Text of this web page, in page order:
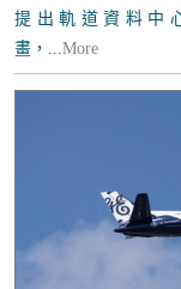
提出軌道資料中心
畫，...More